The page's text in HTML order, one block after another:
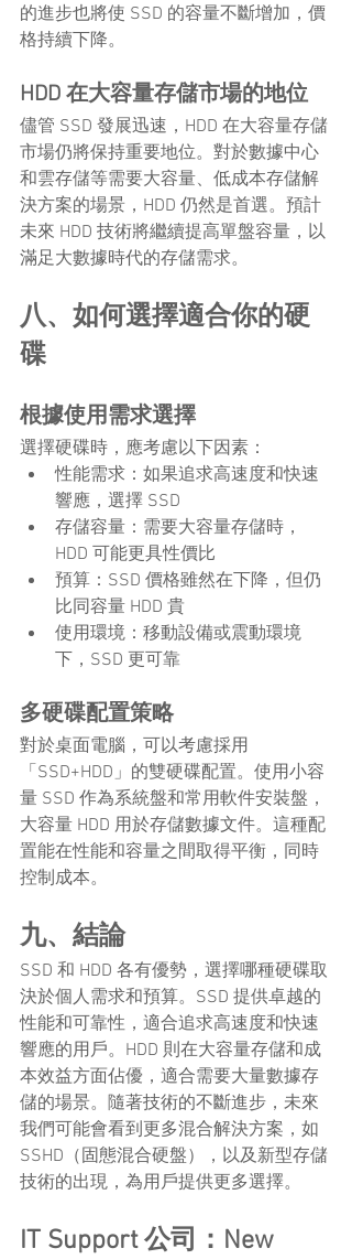
的進步也將使 SSD 的容量不斷增加，價
格持續下降。
HDD 在大容量存儲市場的地位
儘管 SSD 發展迅速，HDD 在大容量存儲
市場仍將保持重要地位。對於數據中心
和雲存儲等需要大容量、低成本存儲解
決方案的場景，HDD 仍然是首選。預計
未來 HDD 技術將繼續提高單盤容量，以
滿足大數據時代的存儲需求。
八、如何選擇適合你的硬
碟
根據使用需求選擇
選擇硬碟時，應考慮以下因素：
性能需求：如果追求高速度和快速
響應，選擇 SSD
存儲容量：需要大容量存儲時，
HDD 可能更具性價比
預算：SSD 價格雖然在下降，但仍
比同容量 HDD 貴
使用環境：移動設備或震動環境
下，SSD 更可靠
多硬碟配置策略
對於桌面電腦，可以考慮採用
「SSD+HDD」的雙硬碟配置。使用小容
量 SSD 作為系統盤和常用軟件安裝盤，
大容量 HDD 用於存儲數據文件。這種配
置能在性能和容量之間取得平衡，同時
控制成本。
九、結論
SSD 和 HDD 各有優勢，選擇哪種硬碟取
決於個人需求和預算。SSD 提供卓越的
性能和可靠性，適合追求高速度和快速
響應的用戶。HDD 則在大容量存儲和成
本效益方面佔優，適合需要大量數據存
儲的場景。隨著技術的不斷進步，未來
我們可能會看到更多混合解決方案，如
SSHD（固態混合硬盤），以及新型存儲
技術的出現，為用戶提供更多選擇。
IT Support 公司：New